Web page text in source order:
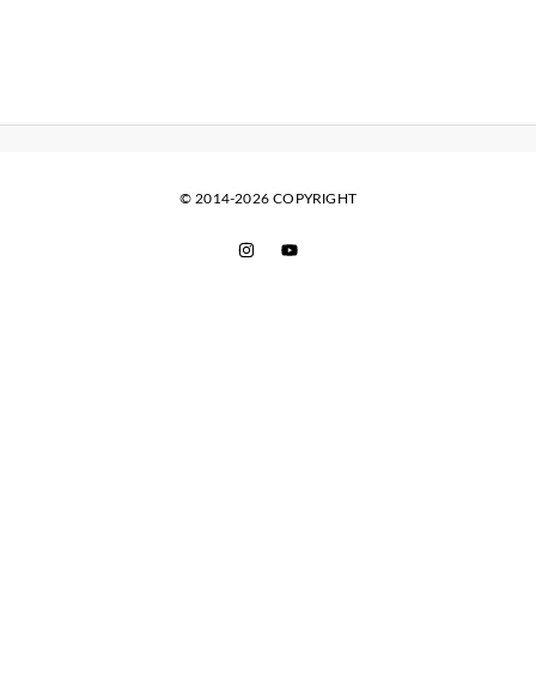
© 2014-2026 COPYRIGHT